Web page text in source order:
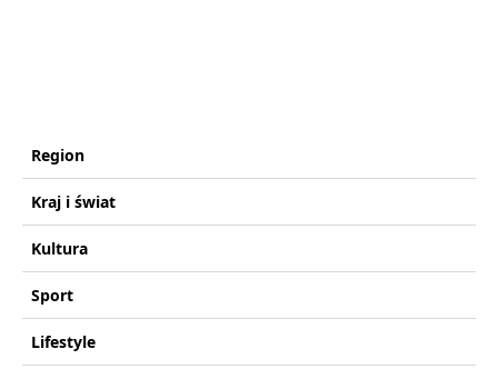
Region
Kraj i świat
Kultura
Sport
Lifestyle